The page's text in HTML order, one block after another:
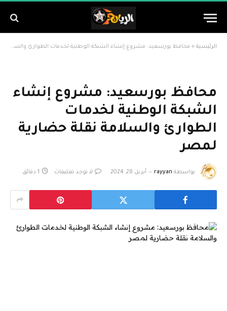
الرئيسية » محافظ بورسعيد: مشروع إنشاء الشبكة الوطنية لخدمات الطوارئ والسلامة نقلة حضارية لمصر
محافظ بورسعيد: مشروع إنشاء
الشبكة الوطنية لخدمات
الطوارئ والسلامة نقلة حضارية
لمصر
بواسطة rayyan أبريل 28, 2024 لا توجد تعليقات 1 دقائق